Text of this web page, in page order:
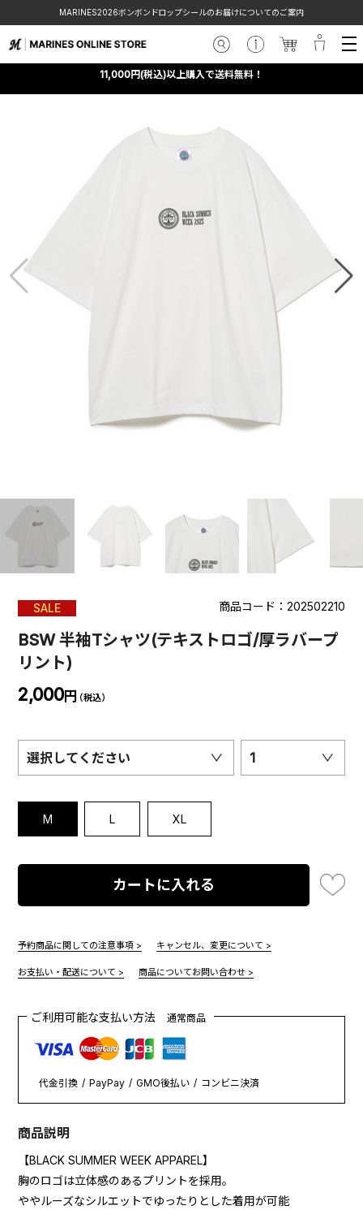
MARINES2026ボンボンドロップシールのお届けについてのご案内
11,000円(税込)以上購入で送料無料！
SALE 商品コード：202502210
BSW 半袖Tシャツ(テキストロゴ/厚ラバープ
リント)
2,000円 （税込）
選択してください 1
M L XL
カートに入れる
予約商品に関しての注意事項 > キャンセル、変更について >
お支払い・配送について > 商品についてお問い合わせ >
ご利用可能な支払い方法通常商品
代金引換 PayPay GMO後払い コンビニ決済
商品説明
【BLACK SUMMER WEEK APPAREL】
胸のロゴは立体感のあるプリントを採用。
ややルーズなシルエットでゆったりとした着用が可能